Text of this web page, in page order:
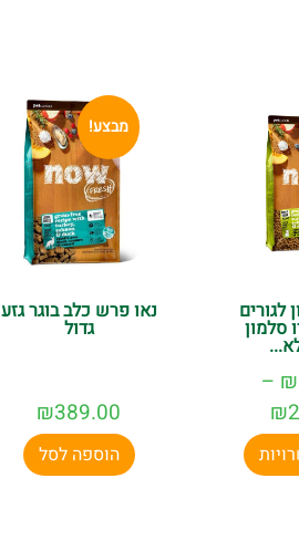
לגורים
סלמון
₪
–
₪
מבצע!
נאו פרש כלב בוגר גזע
גדול
₪389.00
הוספה לסל